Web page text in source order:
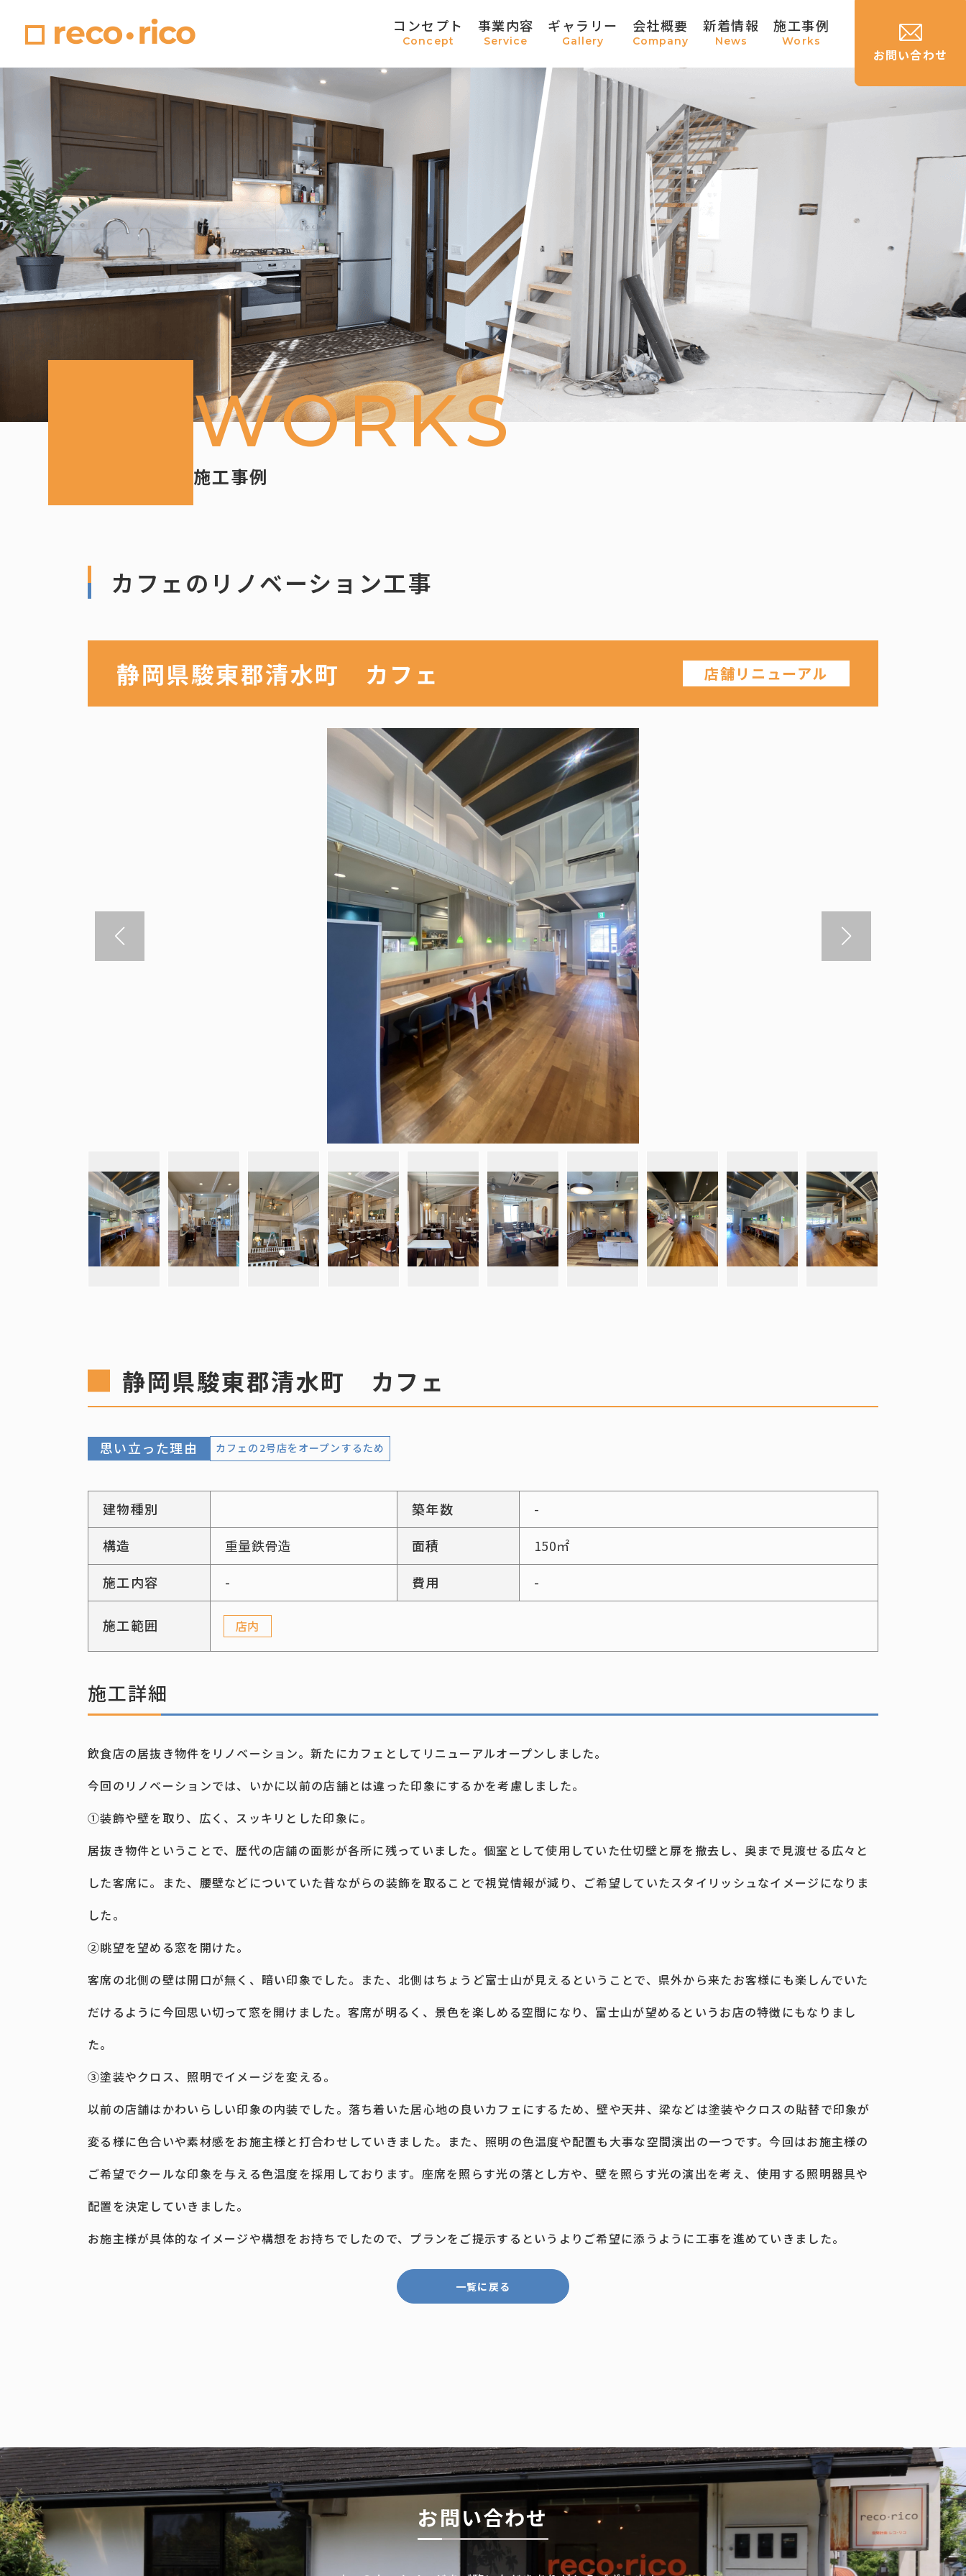
コンセプト
Concept
事業内容
Service
ギャラリー
Gallery
会社概要
Company
新着情報
News
施工事例
Works
お問い合わせ
WORKS
施工事例
カフェのリノベーション工事
静岡県駿東郡清水町 カフェ 店舗リニューアル
静岡県駿東郡清水町 カフェ
思い立った理由 カフェの2号店をオープンするため
建物種別 築年数
-
構造
重量鉄骨造 面積
150㎡
施工内容
- 費用 -
施工範囲 店内
施工詳細
飲食店の居抜き物件をリノベーション。新たにカフェとしてリニューアルオープンしました。
今回のリノベーションでは、いかに以前の店舗とは違った印象にするかを考慮しました。
①装飾や壁を取り、広く、スッキリとした印象に。
居抜き物件ということで、歴代の店舗の面影が各所に残っていました。個室として使用していた仕切壁と扉を撤去し、奥まで見渡せる広々と
した客席に。また、腰壁などについていた昔ながらの装飾を取ることで視覚情報が減り、ご希望していたスタイリッシュなイメージになりま
した。
②眺望を望める窓を開けた。
客席の北側の壁は開口が無く、暗い印象でした。また、北側はちょうど富士山が見えるということで、県外から来たお客様にも楽しんでいた
だけるように今回思い切って窓を開けました。客席が明るく、景色を楽しめる空間になり、富士山が望めるというお店の特徴にもなりまし
た。
③塗装やクロス、照明でイメージを変える。
以前の店舗はかわいらしい印象の内装でした。落ち着いた居心地の良いカフェにするため、壁や天井、梁などは塗装やクロスの貼替で印象が
変る様に色合いや素材感をお施主様と打合わせしていきました。また、照明の色温度や配置も大事な空間演出の一つです。今回はお施主様の
ご希望でクールな印象を与える色温度を採用しております。座席を照らす光の落とし方や、壁を照らす光の演出を考え、使用する照明器具や
配置を決定していきました。
お施主様が具体的なイメージや構想をお持ちでしたので、プランをご提示するというよりご希望に添うように工事を進めていきました。
一覧に戻る
お問い合わせ